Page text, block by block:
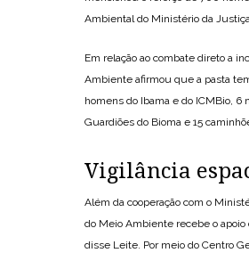
Ambiental do Ministério da Justiça.
Em relação ao combate direto a
Ambiente afirmou que a pasta
homens do Ibama e do ICMBio, 6
Guardiões do Bioma e 15
Vigilância
Além da cooperação com o
do Meio Ambiente recebe o apoio
disse Leite. Por meio do Centro